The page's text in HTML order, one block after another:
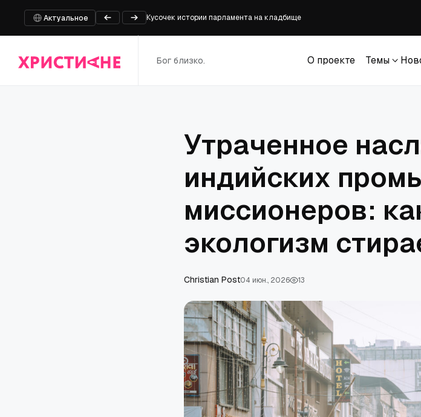
Актуальное
Правозащитники требуют свободы вероисповедания для Сирии
Вопреки всему: «Койот против ACME» наконец выходит в кинотеатрах в
Опасения, что законопроект, поддерживаемый Белым домом, может
Бог близко.
О проекте
Темы
Утраченное
индийских
миссионеров:
экологизм
Сhristian Post04 июн., 2026 13